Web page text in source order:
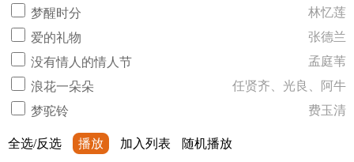
梦醒时分
林忆莲
爱的礼物
张德兰
没有情人的情人节
孟庭苇
浪花一朵朵
任贤齐、光良、阿牛
梦驼铃
费玉清
全选/反选 播放 加入列表 随机播放